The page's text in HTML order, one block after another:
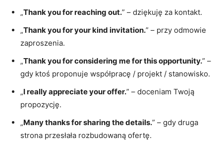
„Thank you for reaching out.” – dziękuję za kontakt.
„Thank you for your kind invitation.” – przy odmowie
zaproszenia.
„Thank you for considering me for this opportunity.” –
gdy ktoś proponuje współpracę / projekt / stanowisko.
„I really appreciate your offer.” – doceniam Twoją
propozycję.
„Many thanks for sharing the details.” – gdy druga
strona przesłała rozbudowaną ofertę.